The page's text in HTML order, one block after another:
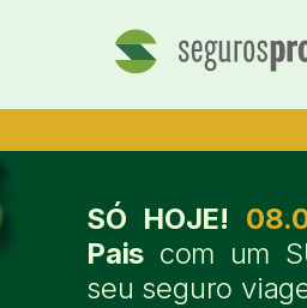
SÓ HOJE!
Pais com um
seu seguro